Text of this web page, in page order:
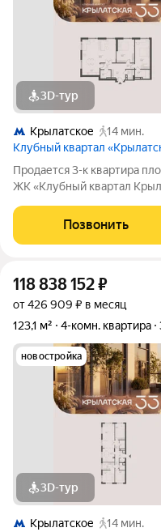
3D-тур
Крылатское
14 мин.
Клубный квартал
Продается 3-к квартира
ЖК «Клубный квартал
западе Москвы от
«Сияние». Комплекс
Позвонить
118 838 152₽
от 426 909 ₽ в месяц
123,1 м²
4-комн. квартира
новостройка
3D-тур
Крылатское
14 мин.